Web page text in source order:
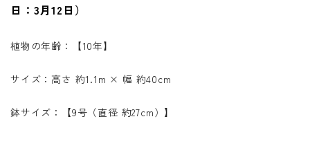
日：3月12日）
植物の年齢：【10年】
サイズ：高さ 約1.1m × 幅 約40cm
鉢サイズ：【9号（直径 約27cm）】